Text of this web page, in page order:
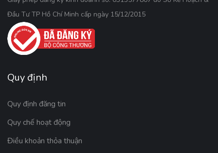
Đầu Tư TP Hồ Chí Minh cấp ngày 15/12/2015
Quy định
Quy định đăng tin
Quy chế hoạt động
Điều khoản thỏa thuận